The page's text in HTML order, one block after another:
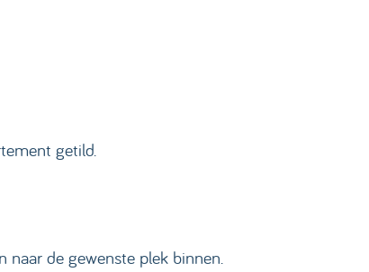
getild.
de gewenste plek binnen.